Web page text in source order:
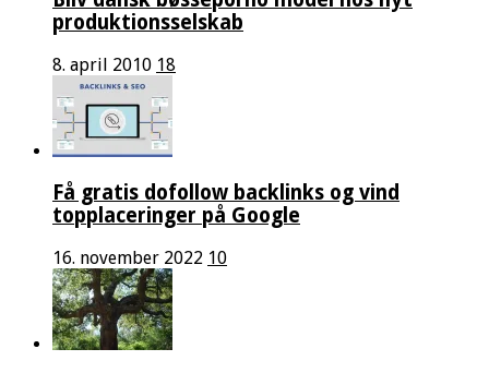
produktionsselskab
8. april 2010 18
Få gratis dofollow backlinks og vind
topplaceringer på Google
16. november 2022 10